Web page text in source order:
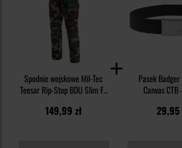
Spodnie wojskowe Mil-Tec
Teesar Rip-Stop BDU Slim Fit
149,99 zł
Pasek
Canvas
29,95